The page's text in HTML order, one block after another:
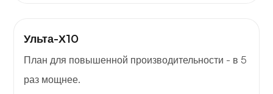
Ульта-Х10
План для повышенной производительности - в 5
раз мощнее.